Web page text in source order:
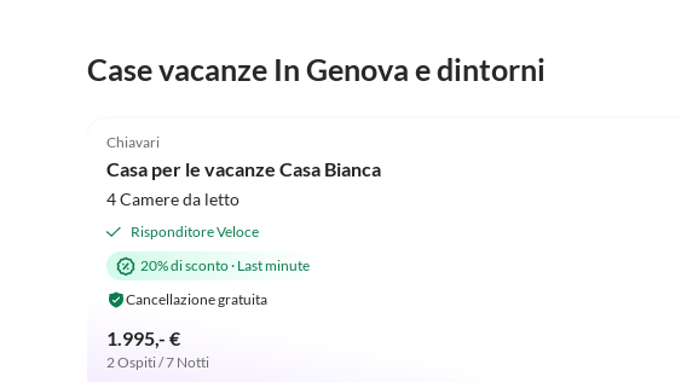
Case vacanze In Genova e dintorni
Accetta cani
Chiavari
Casa per le vacanze Casa Bianca
4 Camere da letto
Risponditore Veloce
20% di sconto· Last minute
Cancellazione gratuita
1.995,- €
2 Ospiti / 7 Notti